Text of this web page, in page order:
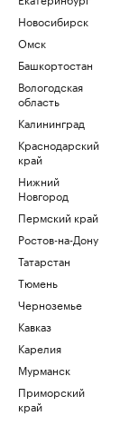
Новосибирск
Омск
Башкортостан
Вологодская
область
Калининград
Краснодарский
край
Нижний
Новгород
Пермский край
Ростов-на-Дону
Татарстан
Тюмень
Черноземье
Кавказ
Карелия
Мурманск
Приморский
край